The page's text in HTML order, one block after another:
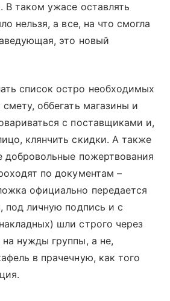
В таком ужасе оставлять
нельзя, а все, на что смогла
это новый
список остро необходимых
оббегать магазины и
с поставщиками и,
клянчить скидки. А также
добровольные пожертвования
по документам –
официально передается
под личную подпись и с
шли строго через
нужды группы, а не,
в прачечную, как того